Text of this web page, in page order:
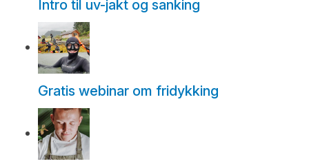
Intro til uv-jakt og sanking
Gratis webinar om fridykking